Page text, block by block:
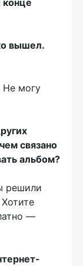
вышел.
могу
связано
альбом?
решили
—